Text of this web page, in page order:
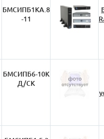
БМСИПБ1КА.8
-11
БМСИПБ6-10К
Д/СК